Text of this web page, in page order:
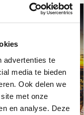
advertenties te
media te bieden
Ook delen we
met onze
en analyse. Deze